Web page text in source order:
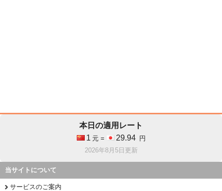
本日の適用レート
1 元 = 29.94
円
2026年8月5日更新
当サイトについて
サービスのご案内